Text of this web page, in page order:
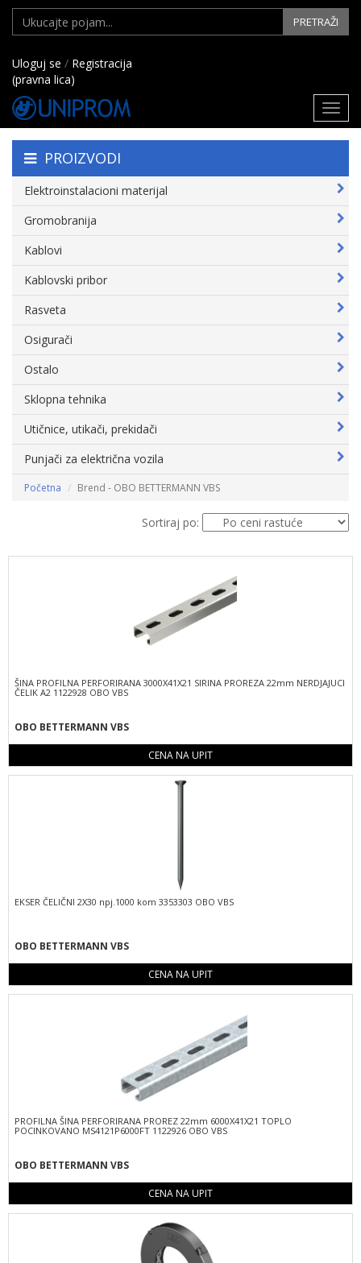
PRETRAŽI
Uloguj se / Registracija
(pravna lica)
PROIZVODI
Elektroinstalacioni materijal
Gromobranija
Kablovi
Kablovski pribor
Rasveta
Osigurači
Ostalo
Sklopna tehnika
Utičnice, utikači, prekidači
Punjači za električna vozila
Početna Brend - OBO BETTERMANN VBS
Sortiraj po:
ŠINA PROFILNA PERFORIRANA 3000X41X21 SIRINA PROREZA 22mm NERDJAJUCI
ČELIK A2 1122928 OBO VBS
OBO BETTERMANN VBS
CENA NA UPIT
EKSER ČELIČNI 2X30 npj.1000 kom 3353303 OBO VBS
OBO BETTERMANN VBS
CENA NA UPIT
PROFILNA ŠINA PERFORIRANA PROREZ 22mm 6000X41X21 TOPLO
POCINKOVANO MS4121P6000FT 1122926 OBO VBS
OBO BETTERMANN VBS
CENA NA UPIT